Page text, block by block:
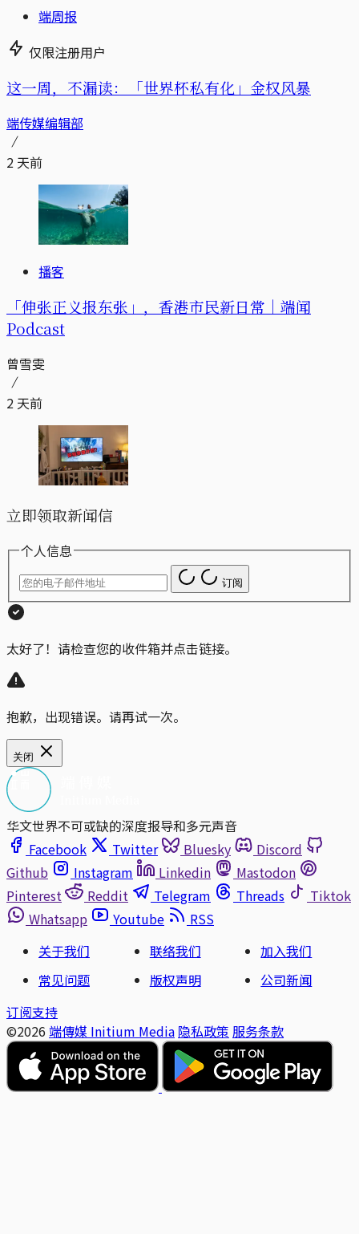
端周报
仅限注册用户
这一周，不漏读：「世界杯私有化」金权风暴
端传媒编辑部
2 天前
播客
「伸张正义报东张」，香港市民新日常｜端闻
Podcast
曾雪雯
2 天前
立即领取新闻信
个人信息
订阅
太好了！请检查您的收件箱并点击链接。
抱歉，出现错误。请再试一次。
关闭
华文世界不可或缺的深度报导和多元声音
Facebook
Twitter Bluesky
Discord
Github
Instagram Linkedin
Mastodon
Pinterest
Reddit Telegram Threads
Tiktok
Whatsapp
Youtube
RSS
关于我们
联络我们
加入我们
常见问题
版权声明
公司新闻
订阅支持
©2026 端傳媒 Initium Media 隐私政策 服务条款